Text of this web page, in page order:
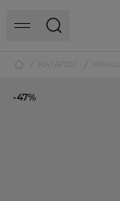
-47%